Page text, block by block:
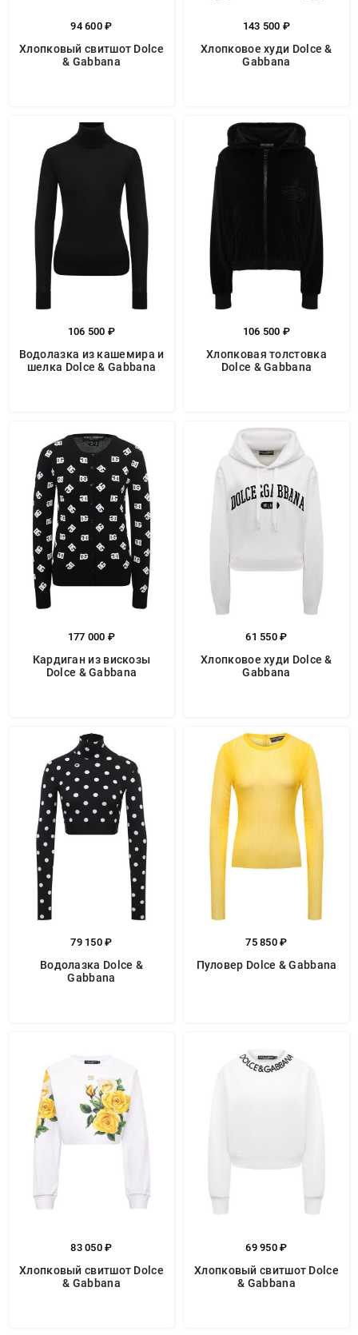
94 600 ₽
Хлопковый свитшот Dolce
& Gabbana
143 500 ₽
Хлопковое худи Dolce &
Gabbana
106 500 ₽
Водолазка из кашемира и
шелка Dolce & Gabbana
106 500 ₽
Хлопковая толстовка
Dolce & Gabbana
177 000 ₽
Кардиган из вискозы
Dolce & Gabbana
61 550 ₽
Хлопковое худи Dolce &
Gabbana
79 150 ₽
Водолазка Dolce &
Gabbana
75 850 ₽
Пуловер Dolce & Gabbana
83 050 ₽
Хлопковый свитшот Dolce
& Gabbana
69 950 ₽
Хлопковый свитшот Dolce
& Gabbana